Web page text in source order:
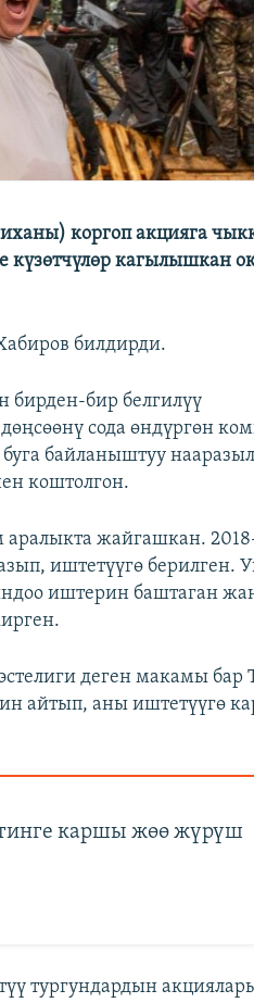
коргоп акцияга
күзөтчүлөр кагылышкан
билдирди.
бир белгилүү
сода өндүргөн
байланыштуу
коштолгон.
аралыкта жайгашкан.
иштетүүгө берилген.
иштерин баштаган
деген макамы бар
айтып, аны иштетүүгө
каршы жөө жүрүш
тургундардын